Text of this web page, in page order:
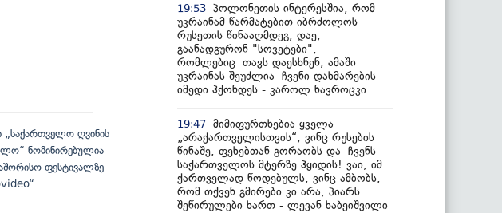
ღვინის
ნომინირებულია
ფესტივალზე
19:53 პოლონეთის ინტერესშია, რომ
უკრაინამ წარმატებით იბრძოლოს
რუსეთის წინააღმდეგ, დაე,
გაანადგურონ "სოვეტები",
რომლებიც თავს დაესხნენ, ამაში
უკრაინას შეუძლია ჩვენი დახმარების
იმედი ჰქონდეს - კაროლ ნავროცკი
19:47 მიმიფურთხებია ყველა
„არაქართველისთვის“, ვინც რუსების
წინაშე, ფეხებთან გორაობს და ჩვენს
საქართველოს მტერზე ჰყიდის! ვაი, იმ
ქართველად წოდებულს, ვინც ამბობს,
რომ თქვენ გმირები კი არა, პიარს
შეწირულები ხართ - ლევან ხაბეიშვილი